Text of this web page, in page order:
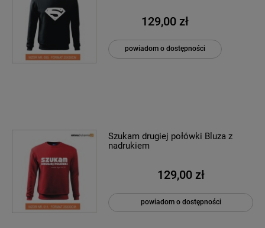
129,00 zł
powiadom o dostępności
Szukam drugiej połówki Bluza z
nadrukiem
129,00 zł
powiadom o dostępności